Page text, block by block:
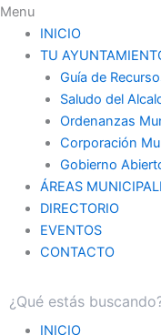
Menu
INICIO
TU
Guía de
Saludo del
Ordenanzas
Corporación
Gobierno
ÁREAS
DIRECTORIO
EVENTOS
CONTACTO
INICIO